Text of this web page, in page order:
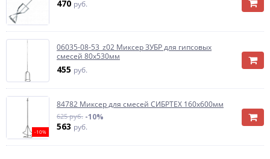
470 руб.
06035-08-53_z02 Миксер ЗУБР для гипсовых
смесей 80х530мм
455 руб.
-10%
84782 Миксер для смесей СИБРТЕХ 160х600мм
625 руб. -10%
563 руб.